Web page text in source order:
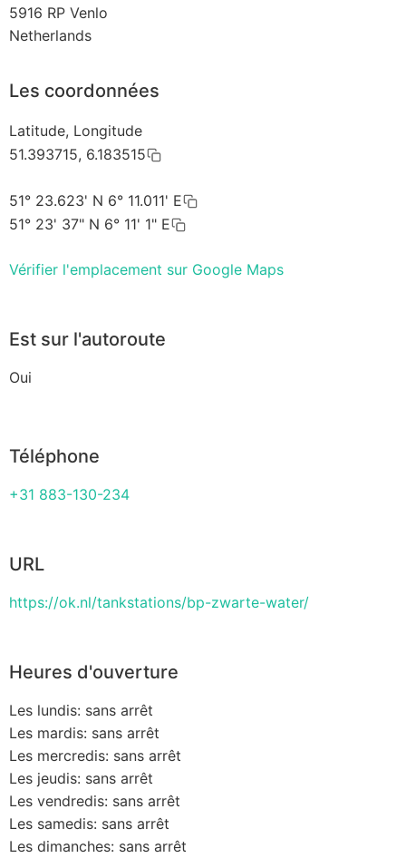
5916 RP Venlo
Netherlands
Les coordonnées
Latitude, Longitude
51.393715, 6.183515
51° 23.623' N 6° 11.011' E
51° 23' 37" N 6° 11' 1" E
Vérifier l'emplacement sur Google Maps
Est sur l'autoroute
Oui
Téléphone
+31 883-130-234
URL
https://ok.nl/tankstations/bp-zwarte-water/
Heures d'ouverture
Les lundis: sans arrêt
Les mardis: sans arrêt
Les mercredis: sans arrêt
Les jeudis: sans arrêt
Les vendredis: sans arrêt
Les samedis: sans arrêt
Les dimanches: sans arrêt